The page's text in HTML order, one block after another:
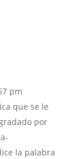
pm
que se le
por
la palabra